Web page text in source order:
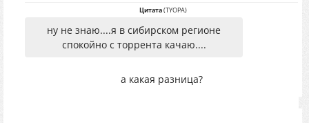
Цитата(TYOPA)
ну не знаю....я в сибирском регионе
спокойно с торрента качаю....
а какая разница?